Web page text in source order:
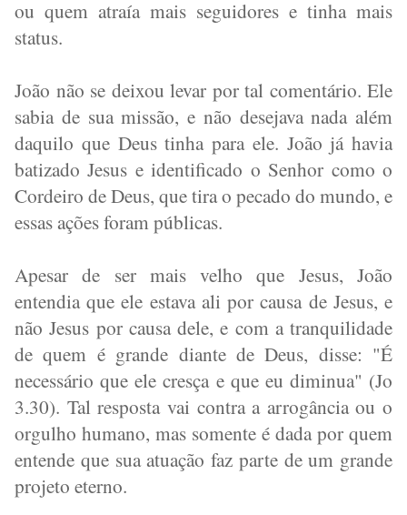
ou quem atraía mais seguidores e tinha mais
status.
João não se deixou levar por tal comentário. Ele
sabia de sua missão, e não desejava nada além
daquilo que Deus tinha para ele. João já havia
batizado Jesus e identificado o Senhor como o
Cordeiro de Deus, que tira o pecado do mundo, e
essas ações foram públicas.
Apesar de ser mais velho que Jesus, João
entendia que ele estava ali por causa de Jesus, e
não Jesus por causa dele, e com a tranquilidade
de quem é grande diante de Deus, disse: "É
necessário que ele cresça e que eu diminua" (Jo
3.30). Tal resposta vai contra a arrogância ou o
orgulho humano, mas somente é dada por quem
entende que sua atuação faz parte de um grande
projeto eterno.